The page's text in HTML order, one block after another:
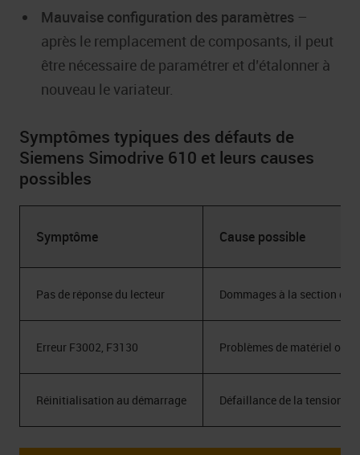
Mauvaise configuration des paramètres –
après le remplacement de composants, il peut
être nécessaire de paramétrer et d’étalonner à
nouveau le variateur.
Symptômes typiques des défauts de
Siemens Simodrive 610 et leurs causes
possibles
Symptôme Cause possible
Pas de réponse du lecteur Dommages à la section
Erreur F3002, F3130 Problèmes de matériel ou
Réinitialisation au démarrage Défaillance de la tension